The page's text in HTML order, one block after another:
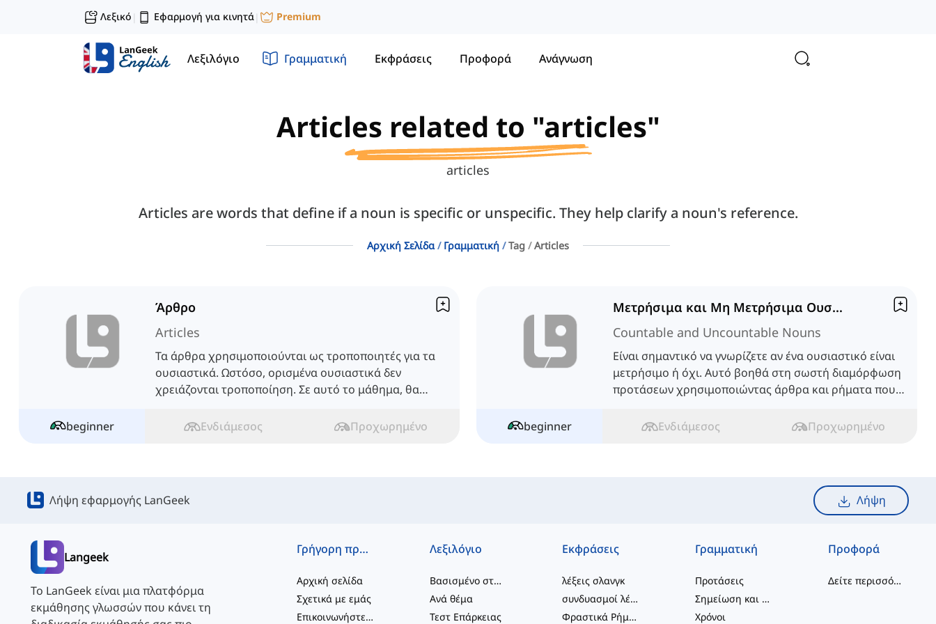
Λεξικό | Εφαρμογή για κινητά| Premium
Λεξιλόγιο Γραμματική Εκφράσεις Προφορά Ανάγνωση
Articles related to "articles"
articles
Articles are words that define if a noun is specific or unspecific. They help clarify a noun's reference.
Αρχική Σελίδα Γραμματική Tag Articles
Άρθρο
Articles
Τα άρθρα χρησιμοποιούνται ως τροποποιητές για τα
ουσιαστικά. Ωστόσο, ορισμένα ουσιαστικά δεν
χρειάζονται τροποποίηση. Σε αυτό το μάθημα, θα
beginner
Ενδιάμεσος Προχωρημένο
Μετρήσιμα και Μη Μετρήσιμα Ουσιαστικά
Countable and Uncountable Nouns
Είναι σημαντικό να γνωρίζετε αν ένα ουσιαστικό είναι
μετρήσιμο ή όχι. Αυτό βοηθά στη σωστή διαμόρφωση
προτάσεων χρησιμοποιώντας άρθρα και ρήματα που
beginner
Ενδιάμεσος Προχωρημένο
Λήψη εφαρμογής LanGeek Λήψη
Langeek
Το LanGeek είναι μια πλατφόρμα
εκμάθησης γλωσσών που κάνει τη
Γρήγορη πρόσβαση
Αρχική σελίδα
Σχετικά με εμάς
Επικοινωνήστε μαζί μας
Λεξιλόγιο
Βασισμένο στο επίπεδο
Ανά θέμα
Τεστ Επάρκειας
Εκφράσεις
λέξεις σλανγκ
συνδυασμοί λέξεων
Φραστικά Ρήματα
Γραμματική
Προτάσεις
Σημείωση και Ορθογραφία
Χρόνοι
Προφορά
Δείτε περισσότερα